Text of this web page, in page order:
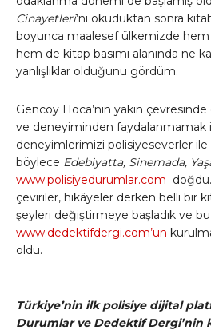
Cinayetleri’ni okuduktan sonra
boyunca maalesef ülkemizde hem
hem de kitap basımı alanında ne
yanlışlıklar olduğunu gördüm.
Gencoy Hoca’nın yakın
ve deneyiminden faydalanmamak
deneyimlerimizi polisiyeseverler
böylece Edebiyatta, Sinemada,
www.polisiyedurumlar.com
çeviriler, hikâyeler derken belli bir
şeyleri değiştirmeye başladık ve
www.dedektifdergi.com’un
oldu.
Türkiye’nin ilk polisiye dijital
Durumlar ve Dedektif Dergi’nin